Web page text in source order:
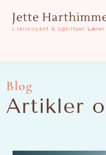
indholdet
Jette
Clairvoyant & Spirituel Lærer
Blog
Artikler